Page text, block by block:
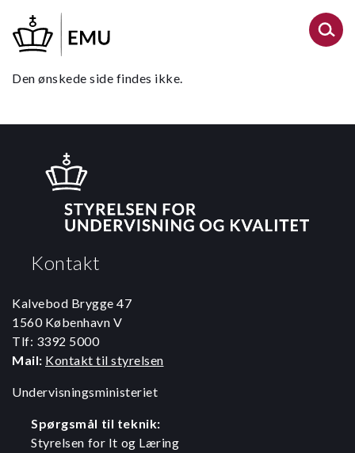
hovedindhold
Den ønskede side findes ikke.
Kontakt
Kalvebod Brygge 47
1560 København V
Tlf: 3392 5000
Mail: Kontakt til styrelsen
Undervisningsministeriet
Spørgsmål til teknik:
Styrelsen for It og Læring